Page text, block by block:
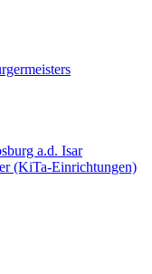
a.d. Isar
(KiTa-Einrichtungen)